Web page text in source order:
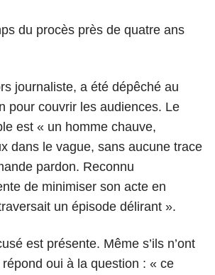
du procès près de quatre ans
journaliste, a été dépêché au
pour couvrir les audiences. Le
est « un homme chauve,
dans le vague, sans aucune trace
pardon. Reconnu
de minimiser son acte en
un épisode délirant ».
est présente. Même s’ils n’ont
oui à la question : « ce